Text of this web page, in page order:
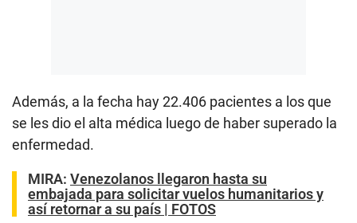
Además, a la fecha hay 22.406 pacientes a los que
se les dio el alta médica luego de haber superado la
enfermedad.
MIRA: Venezolanos llegaron hasta su
embajada para solicitar vuelos humanitarios y
así retornar a su país | FOTOS